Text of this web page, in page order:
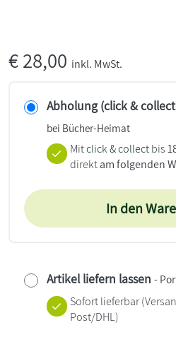
€28,00 inkl. MwSt.
Abholung (click &
bei Bücher-Heimat
Mitclick & collect bis
direktam folgenden
In den
Artikel liefern lassen -
Sofort lieferbar
Post/DHL)